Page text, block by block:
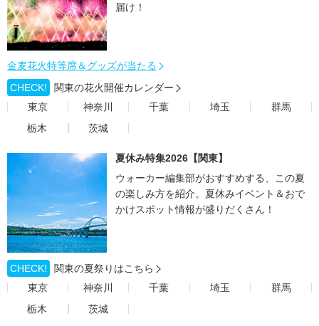
届け！
金麦花火特等席＆グッズが当たる
CHECK!
関東の花火開催カレンダー
東京
神奈川 千葉 埼玉
群馬
栃木
茨城
夏休み特集2026【関東】
ウォーカー編集部がおすすめする、この夏
の楽しみ方を紹介。夏休みイベント＆おで
かけスポット情報が盛りだくさん！
CHECK!
関東の夏祭りはこちら
東京
神奈川 千葉 埼玉
群馬
栃木
茨城